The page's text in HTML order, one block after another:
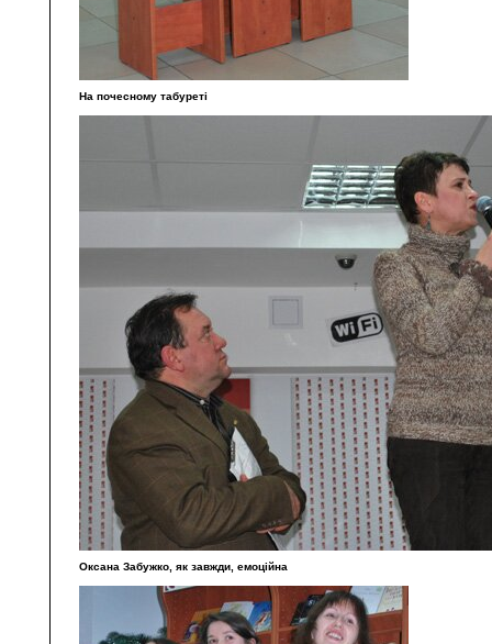
На почесному табуреті
Оксана Забужко, як завжди, емоційна